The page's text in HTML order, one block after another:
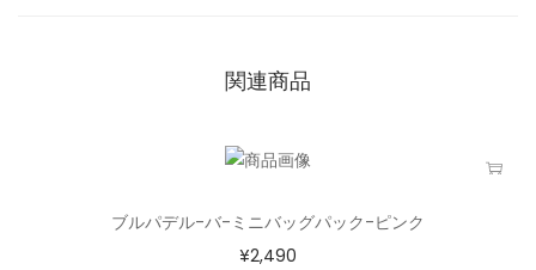
関連商品
ブルパデル-バ-ミニバッグパック-ピンク
¥2,490